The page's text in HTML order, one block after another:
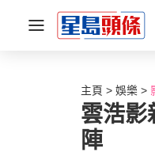
主頁 娛樂
雲浩影
陣